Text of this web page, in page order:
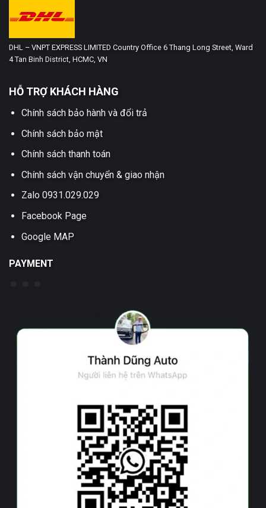
DHL – VNPT EXPRESS LIMITED Country Office 6 Thang Long Street, Ward
4 Tan Binh District, HCMC, VN
HỖ TRỢ KHÁCH HÀNG
Chính sách bảo hành và đổi trả
Chính sách bảo mật
Chính sách thanh toán
Chính sách vận chuyển & giao nhận
Zalo 0931.029.029
Facebook Page
Google MAP
PAYMENT